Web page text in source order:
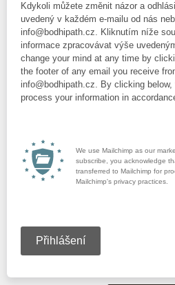
Kdykoli můžete změnit názor a
uvedený v každém e-mailu od nás
info@bodhipath.cz. Kliknutím níže
informace zpracovávat výše
change your mind at any time by
the footer of any email you receive
info@bodhipath.cz. By clicking
process your information in
We use Mailchimp as our
subscribe, you acknowledge
transferred to Mailchimp for
Mailchimp's privacy practices.